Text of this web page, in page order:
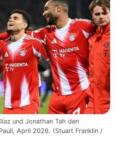
und Jonathan Tah den
April 2026. (Stuart Franklin /